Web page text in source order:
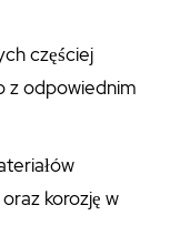
częściej
z odpowiednim
korozję w